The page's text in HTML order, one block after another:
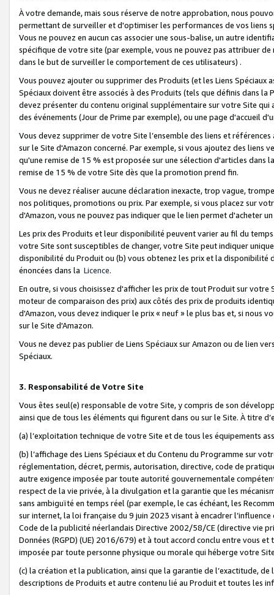
À votre demande, mais sous réserve de notre approbation, nous
permettant de surveiller et d'optimiser les performances de vos liens
Vous ne pouvez en aucun cas associer une sous-balise, un autre
spécifique de votre site (par exemple, vous ne pouvez pas attribuer
dans le but de surveiller le comportement de ces utilisateurs) .
Vous pouvez ajouter ou supprimer des Produits (et les Liens
Spéciaux doivent être associés à des Produits (tels que définis dans
devez présenter du contenu original supplémentaire sur votre Site qui
des événements (Jour de Prime par exemple), ou une page d'accueil
Vous devez supprimer de votre Site l’ensemble des liens et
sur le Site d'Amazon concerné. Par exemple, si vous ajoutez des
qu'une remise de 15 % est proposée sur une sélection d'articles
remise de 15 % de votre Site dès que la promotion prend fin.
Vous ne devez réaliser aucune déclaration inexacte, trop vague,
nos politiques, promotions ou prix. Par exemple, si vous placez sur
d'Amazon, vous ne pouvez pas indiquer que le lien permet d'acheter
Les prix des Produits et leur disponibilité peuvent varier au fil du
votre Site sont susceptibles de changer, votre Site peut indiquer
disponibilité du Produit ou (b) vous obtenez les prix et la disponibilité
énoncées dans la Licence.
En outre, si vous choisissez d'afficher les prix de tout Produit sur
moteur de comparaison des prix) aux côtés des prix de produits
d'Amazon, vous devez indiquer le prix « neuf » le plus bas et, si nous
sur le Site d'Amazon.
Vous ne devez pas publier de Liens Spéciaux sur Amazon ou de lien
Spéciaux.
3. Responsabilité de Votre Site
Vous êtes seul(e) responsable de votre Site, y compris de son
ainsi que de tous les éléments qui figurent dans ou sur le Site. À titre
(a) l’exploitation technique de votre Site et de tous les équipements
(b) l’affichage des Liens Spéciaux et du Contenu du Programme sur
réglementation, décret, permis, autorisation, directive, code de
autre exigence imposée par toute autorité gouvernementale
respect de la vie privée, à la divulgation et la garantie que les
sans ambiguïté en temps réel (par exemple, le cas échéant, les
sur internet, la loi française du 9 juin 2023 visant à encadrer
Code de la publicité néerlandais Directive 2002/58/CE (directive vie
Données (RGPD) (UE) 2016/679) et à tout accord conclu entre vous
imposée par toute personne physique ou morale qui héberge votre
(c) la création et la publication, ainsi que la garantie de l’exactitude,
descriptions de Produits et autre contenu lié au Produit et toutes les